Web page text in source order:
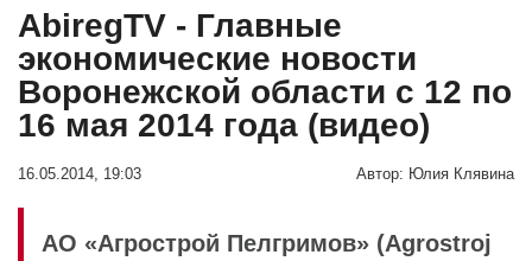
AbiregTV - Главные
экономические новости
Воронежской области с 12 по
16 мая 2014 года (видео)
16.05.2014, 19:03 Автор: Юлия Клявина
АО «Агрострой Пелгримов» (Agrostroj